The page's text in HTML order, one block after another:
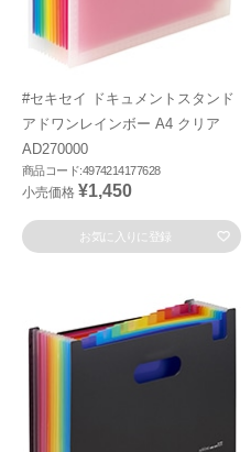
#セキセイ ドキュメントスタンド
アドワンレインボー A4 クリア
AD270000
商品コード:4974214177628
小売価格 ¥1,450
お気に入りに登録